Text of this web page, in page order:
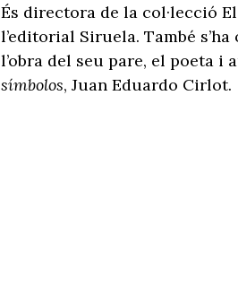
És directora de la col·lecció
l’editorial Siruela. També
l’obra del seu pare, el poeta i
símbolos, Juan Eduardo Cirlot.